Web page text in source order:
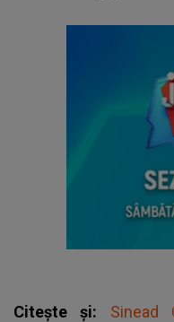
Citește și: Sinead